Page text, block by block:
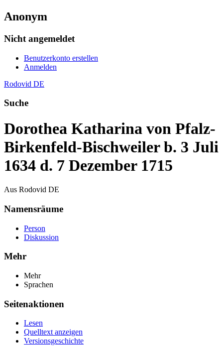
Anonym
Nicht angemeldet
Benutzerkonto erstellen
Anmelden
Rodovid DE
Suche
Dorothea Katharina von Pfalz-
Birkenfeld-Bischweiler b. 3 Juli
1634 d. 7 Dezember 1715
Aus Rodovid DE
Namensräume
Person
Diskussion
Mehr
Mehr
Sprachen
Seitenaktionen
Lesen
Quelltext anzeigen
Versionsgeschichte